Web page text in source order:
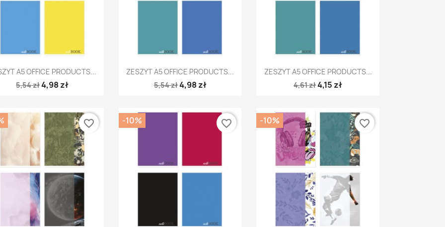
Szybki podgląd
A5 OFFICE PRODUCTS...
5,54 zł4,98 zł
Szybki podgląd
ZESZYT A5 OFFICE PRODUCTS...
5,54 zł4,98 zł
Szybki podgląd
ZESZYT A5 OFFICE PRODUCTS...
4,61 zł4,15 zł
favorite_border -10% favorite_border -10% favorite_border